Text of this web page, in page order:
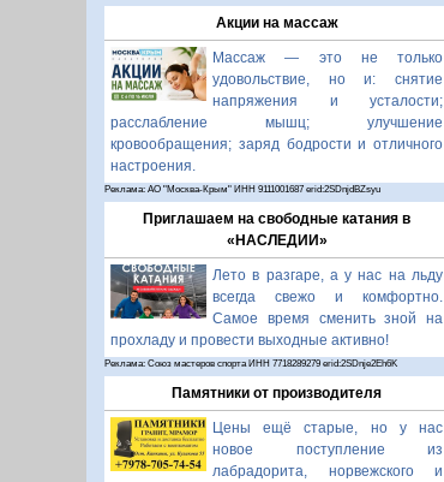
Акции на массаж
Массаж — это не только
удовольствие, но и: снятие
напряжения и усталости;
расслабление мышц; улучшение
кровообращения; заряд бодрости и отличного
настроения.
Реклама: АО "Москва-Крым" ИНН 9111001687 erid:2SDnjdBZsyu
Приглашаем на свободные катания в
«НАСЛЕДИИ»
Лето в разгаре, а у нас на льду
всегда свежо и комфортно.
Самое время сменить зной на
прохладу и провести выходные активно!
Реклама: Союз мастеров спорта ИНН 7718289279 erid:2SDnje2Eh6K
Памятники от производителя
Цены ещё старые, но у нас
новое поступление из
лабрадорита, норвежского и